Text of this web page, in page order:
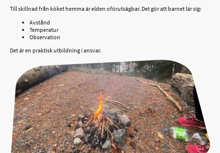
Till skillnad från köket hemma är elden oförutsägbar. Det gör att barnet lär sig:
Avstånd
Temperatur
Observation
Det är en praktisk utbildning i ansvar.